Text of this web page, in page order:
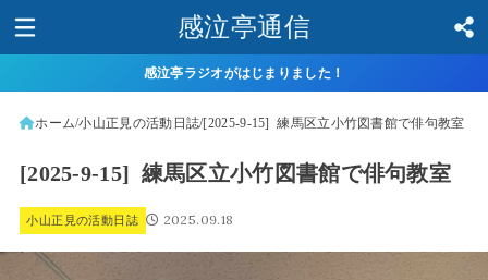
感泣亭通信
感泣亭ラジオがはじまりました！
ホーム 小山正見の活動日誌 [2025-9-15] 練馬区立小竹図書館で俳句教室
[2025-9-15] 練馬区立小竹図書館で俳句教室
小山正見の活動日誌 2025.09.18